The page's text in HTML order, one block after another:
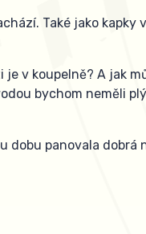
Také jako kapky
v koupelně? A jak
bychom neměli
dobu panovala